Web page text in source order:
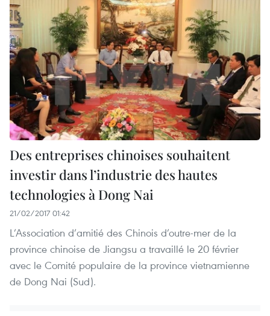
Des entreprises chinoises ​souhaitent
investir dans l’industrie des hautes
technologies à Dong Nai
21/02/2017 01:42
L’Association d’amitié des Chinois d’outre-mer de la
province chinoise de Jiangsu a travaillé le 20 février
avec le Comité populaire de la province vietnamienne
de Dong Nai (Sud).